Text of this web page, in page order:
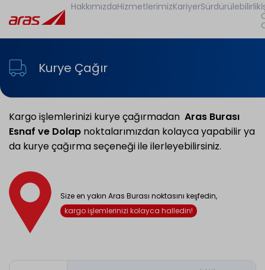
HakkımızdaHizmetlerimizKariyerSürdürülebilirlik
Kurye Çağır
Kargo işlemlerinizi kurye çağırmadan Aras Burası
Esnaf ve Dolap noktalarımızdan kolayca yapabilir ya
da kurye çağırma seçeneği ile ilerleyebilirsiniz.
Size en yakın Aras Burası noktasını keşfedin,
kargo işlemlerinizi kolayca halledin!